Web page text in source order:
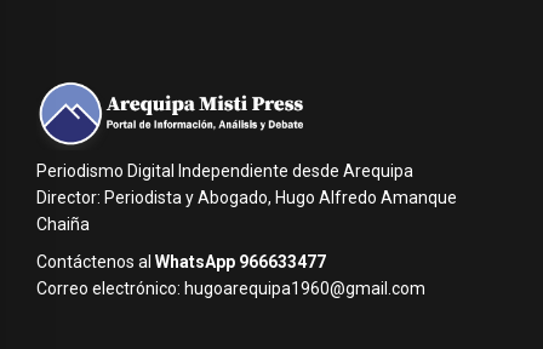
Periodismo Digital Independiente desde Arequipa
Director: Periodista y Abogado, Hugo Alfredo Amanque
Chaiña
Contáctenos al WhatsApp 966633477
Correo electrónico: hugoarequipa1960@gmail.com